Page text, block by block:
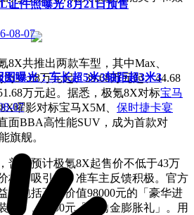
8X共推出两款车型，其中Max、
37.68万元起、39.68万元起、44.68
万元起。据悉，极氪8X对标宝马
曜影对标宝马X5M、 保时捷卡宴
面BBA高性能SUV，成为首款对
旗舰。
普遍预计极氪8X起售价不低于43万
极具吸引力，准车主反馈积极。官方
，包括至高价值98000元的「豪华进
礼」、3000元「意向金膨胀礼」。用
证件照曝光 8月21日预售
08-07
曝光：车长超5米3轴距超3米3
07